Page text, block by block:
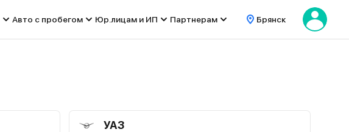
Авто с пробегом Юр.лицам и ИП Партнерам Брянск
УАЗ